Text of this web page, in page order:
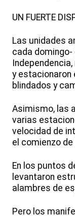
UN FUERTE
Las unidades
cada domingo-
y estacionaron
blindados y
Asimismo, las
varias
velocidad de
el comienzo
En los puntos
levantaron
alambres de
Pero los